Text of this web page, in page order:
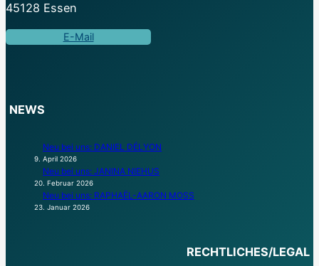
45128 Essen
E-Mail
NEWS
Neu bei uns: DANIEL DÉLYON
9. April 2026
Neu bei uns: JANINA NIEHUS
20. Februar 2026
Neu bei uns: RAPHAËL-AARON MOSS
23. Januar 2026
RECHTLICHES/LEGAL